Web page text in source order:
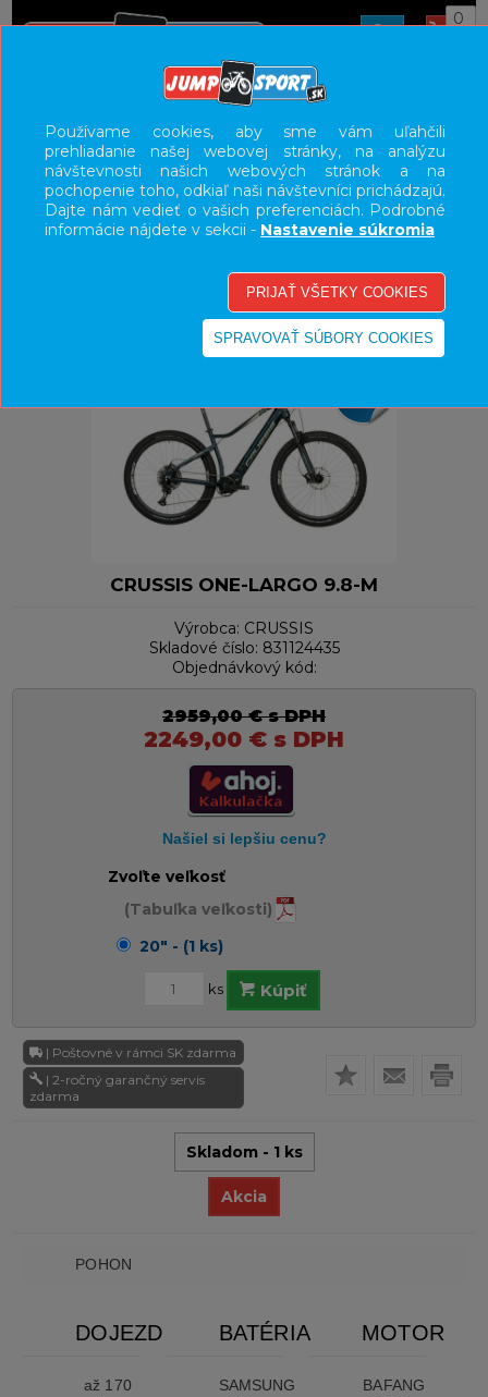
0
E-BIKE HORSKÉ HARDTAIL, PEVNÉ
UŽÍVATEĽSKÝ PANEL
KATEGÓRIE
HLAVNÉ MENU
VÝPREDAJ - VŠETKO
CRUSSIS ONE-LARGO 9.8-M
Výrobca: CRUSSIS
Skladové číslo: 831124435
Objednávkový kód:
2959,00 €s DPH
2249,00 € s DPH
Zvoľte veľkosť
(Tabuľka veľkosti)
20" - (1 ks)
ks Kúpiť
| Poštovné v rámci SK zdarma
| 2-ročný garančný servis
zdarma
Skladom - 1 ks
Akcia
POHON
DOJEZD
až 170
BATÉRIA
SAMSUNG
MOTOR
BAFANG
Používame cookies, aby sme vám uľahčili
prehliadanie našej webovej stránky, na analýzu
návštevnosti našich webových stránok a na
pochopenie toho, odkiaľ naši návštevníci prichádzajú.
Dajte nám vedieť o vašich preferenciách. Podrobné
informácie nájdete v sekcii - Nastavenie súkromia